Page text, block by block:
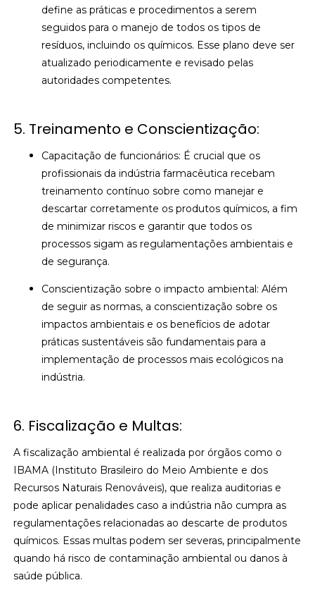
define as práticas e procedimentos a serem
seguidos para o manejo de todos os tipos de
resíduos, incluindo os químicos. Esse plano deve ser
atualizado periodicamente e revisado pelas
autoridades competentes.
5. Treinamento e Conscientização:
Capacitação de funcionários: É crucial que os
profissionais da indústria farmacêutica recebam
treinamento contínuo sobre como manejar e
descartar corretamente os produtos químicos, a fim
de minimizar riscos e garantir que todos os
processos sigam as regulamentações ambientais e
de segurança.
Conscientização sobre o impacto ambiental: Além
de seguir as normas, a conscientização sobre os
impactos ambientais e os benefícios de adotar
práticas sustentáveis são fundamentais para a
implementação de processos mais ecológicos na
indústria.
6. Fiscalização e Multas:
A fiscalização ambiental é realizada por órgãos como o
IBAMA (Instituto Brasileiro do Meio Ambiente e dos
Recursos Naturais Renováveis), que realiza auditorias e
pode aplicar penalidades caso a indústria não cumpra as
regulamentações relacionadas ao descarte de produtos
químicos. Essas multas podem ser severas, principalmente
quando há risco de contaminação ambiental ou danos à
saúde pública.